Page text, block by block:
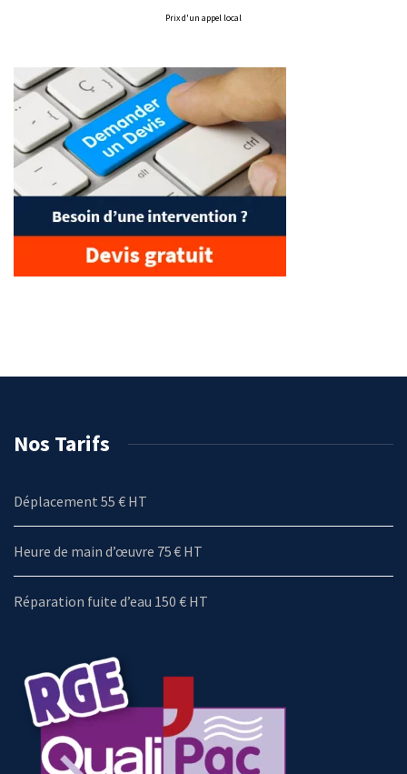
Prix d'un appel local
Nos Tarifs
Déplacement 55 € HT
Heure de main d’œuvre 75 € HT
Réparation fuite d’eau 150 € HT